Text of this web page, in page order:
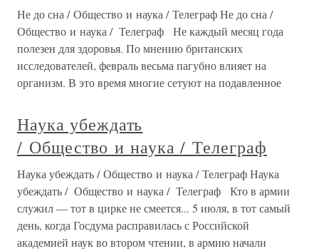
Не до сна / Общество и наука / Телеграф Не до сна /
Общество и наука / Телеграф Не каждый месяц года
полезен для здоровья. По мнению британских
исследователей, февраль весьма пагубно влияет на
организм. В это время многие сетуют на подавленное
Наука убеждать
/ Общество и наука / Телеграф
Наука убеждать / Общество и наука / Телеграф Наука
убеждать / Общество и наука / Телеграф Кто в армии
служил — тот в цирке не смеется... 5 июля, в тот самый
день, когда Госдума расправилась с Российской
академией наук во втором чтении, в армию начали